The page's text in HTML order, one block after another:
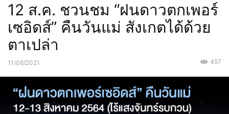
12 ส.ค. ชวนชม “ฝนดาวตกเพอร์
เซอิดส์” คืนวันแม่ สังเกตได้ด้วย
ตาเปล่า
11/08/2021 457